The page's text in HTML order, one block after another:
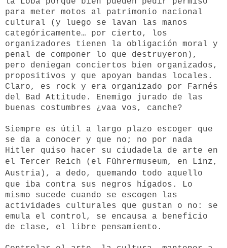
para meter motos al patrimonio nacional
cultural (y luego se lavan las manos
categóricamente… por cierto, los
organizadores tienen la obligación moral y
penal de componer lo que destruyeron),
pero deniegan conciertos bien organizados,
propositivos y que apoyan bandas locales.
Claro, es rock y era organizado por Farnés
del Bad Attitude. Enemigo jurado de las
buenas costumbres ¿vaa vos, canche?
Siempre es útil a largo plazo escoger que
se da a conocer y que no; no por nada
Hitler quiso hacer su ciudadela de arte en
el Tercer Reich (el
Führermuseum, en Linz,
Austria), a dedo, quemando todo aquello
que iba contra sus negros hígados. Lo
mismo sucede cuando se escogen las
actividades culturales que gustan o no: se
emula el control, se encausa a beneficio
de clase, el libre pensamiento.